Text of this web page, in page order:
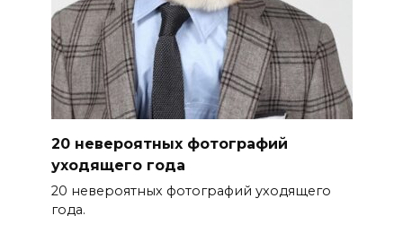
20 невероятных фотографий
уходящего года
20 невероятных фотографий уходящего
года.